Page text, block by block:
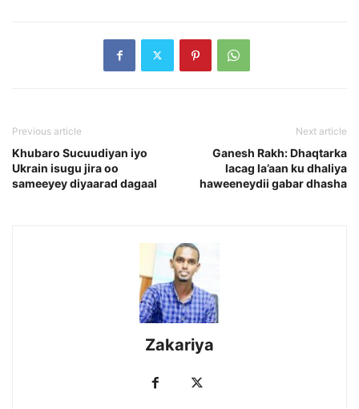
Previous article
Khubaro Sucuudiyan iyo
Ukrain isugu jira oo
sameeyey diyaarad dagaal
Next article
Ganesh Rakh: Dhaqtarka
lacag la’aan ku dhaliya
haweeneydii gabar dhasha
Zakariya